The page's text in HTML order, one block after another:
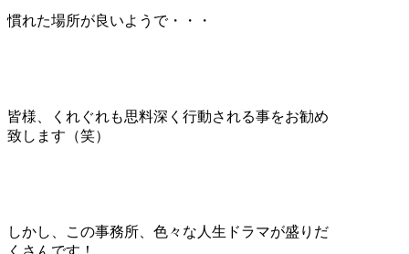
慣れた場所が良いようで・・・
皆様、くれぐれも思料深く行動される事をお勧め
致します（笑）
しかし、この事務所、色々な人生ドラマが盛りだ
くさんです！